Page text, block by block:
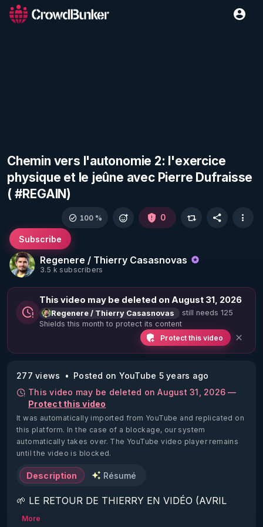
Chemin vers l'autonomie 2: l'exercice
physique et le jeûne avec Pierre Dufraisse
( #REGAIN)
Regenere / Thierry Casasnovas
3.5 k subscribers
Subscribe
100 % 0
This video may be deleted on August 31, 2026
Regenere / Thierry Casasnovas
still needs 125
Shields this month to protect its content
Protect this video
277 views
Posted on YouTube 5 years ago
This video may be deleted on August 31, 2026 —
Protect this video
It was automatically imported from YouTube and replicated on
this platform. In the case of a blockage, our system
automatically takes over. The YouTube video player remains
until the video is blocked.
Description Résumé
🌱 LE RETOUR DE THIERRY EN VIDÉO (AVRIL
2022)!
More